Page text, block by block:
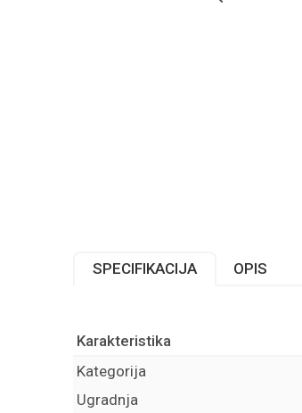
SPECIFIKACIJA OPIS
Karakteristika
Kategorija
Ugradnja